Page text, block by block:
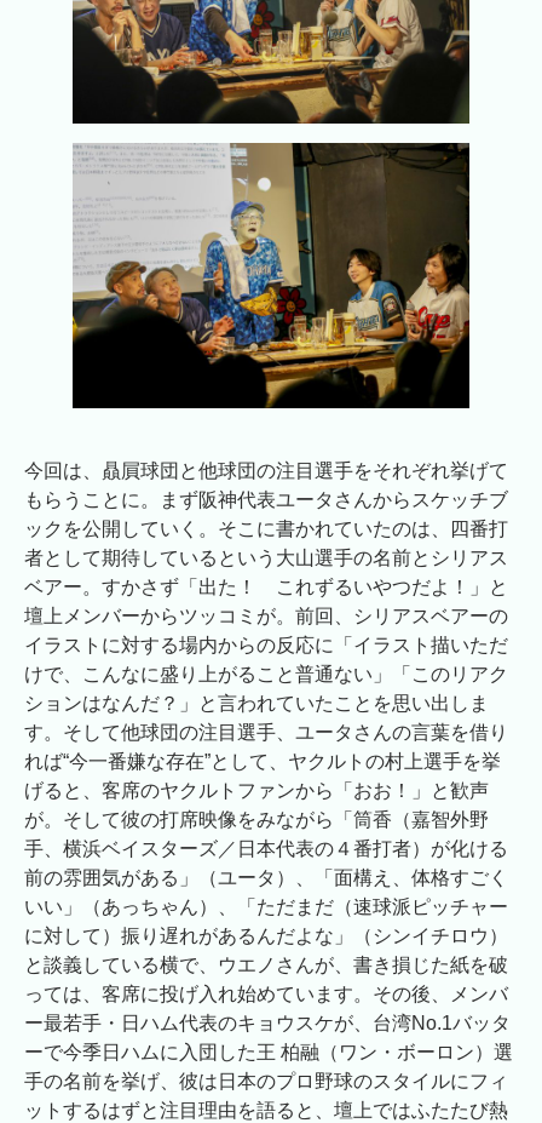
今回は、贔屓球団と他球団の注目選手をそれぞれ挙げて
もらうことに。まず阪神代表ユータさんからスケッチブ
ックを公開していく。そこに書かれていたのは、四番打
者として期待しているという大山選手の名前とシリアス
ベアー。すかさず「出た！ これずるいやつだよ！」と
壇上メンバーからツッコミが。前回、シリアスベアーの
イラストに対する場内からの反応に「イラスト描いただ
けで、こんなに盛り上がること普通ない」「このリアク
ションはなんだ？」と言われていたことを思い出しま
す。そして他球団の注目選手、ユータさんの言葉を借り
れば“今一番嫌な存在”として、ヤクルトの村上選手を挙
げると、客席のヤクルトファンから「おお！」と歓声
が。そして彼の打席映像をみながら「筒香（嘉智外野
手、横浜ベイスターズ／日本代表の４番打者）が化ける
前の雰囲気がある」（ユータ）、「面構え、体格すごく
いい」（あっちゃん）、「ただまだ（速球派ピッチャー
に対して）振り遅れがあるんだよな」（シンイチロウ）
と談義している横で、ウエノさんが、書き損じた紙を破
っては、客席に投げ入れ始めています。その後、メンバ
ー最若手・日ハム代表のキョウスケが、台湾No.1バッタ
ーで今季日ハムに入団した王 柏融（ワン・ボーロン）選
手の名前を挙げ、彼は日本のプロ野球のスタイルにフィ
ットするはずと注目理由を語ると、壇上ではふたたび熱